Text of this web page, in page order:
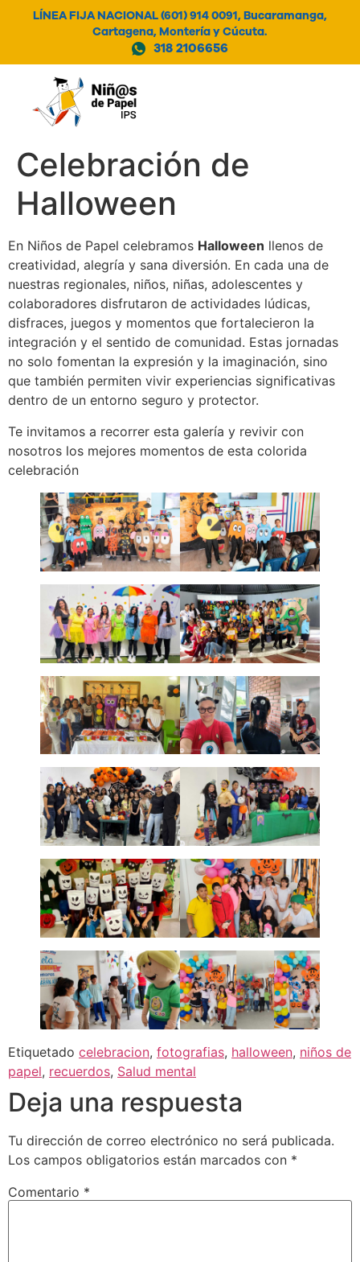
LÍNEA FIJA NACIONAL (601) 914 0091, Bucaramanga,
Cartagena, Montería y Cúcuta.
318 2106656
Celebración de
Halloween
En Niños de Papel celebramos Halloween llenos de
creatividad, alegría y sana diversión. En cada una de
nuestras regionales, niños, niñas, adolescentes y
colaboradores disfrutaron de actividades lúdicas,
disfraces, juegos y momentos que fortalecieron la
integración y el sentido de comunidad. Estas jornadas
no solo fomentan la expresión y la imaginación, sino
que también permiten vivir experiencias significativas
dentro de un entorno seguro y protector.
Te invitamos a recorrer esta galería y revivir con
nosotros los mejores momentos de esta colorida
celebración
Etiquetado celebracion, fotografias, halloween, niños de
papel, recuerdos, Salud mental
Deja una respuesta
Tu dirección de correo electrónico no será publicada.
Los campos obligatorios están marcados con *
Comentario *